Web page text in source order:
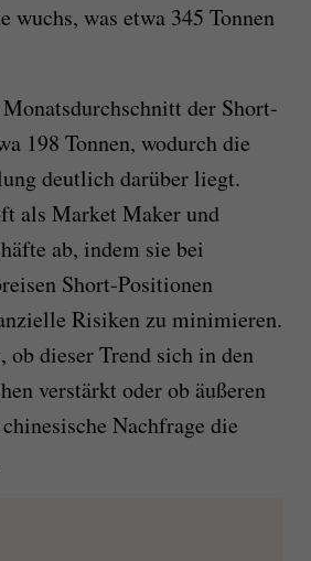
wuchs, was etwa 345 Tonnen
der Short-
198 Tonnen, wodurch die
deutlich darüber liegt.
als Market Maker und
ab, indem sie bei
Short-Positionen
Risiken zu minimieren.
ob dieser Trend sich in den
verstärkt oder ob äußeren
Nachfrage die